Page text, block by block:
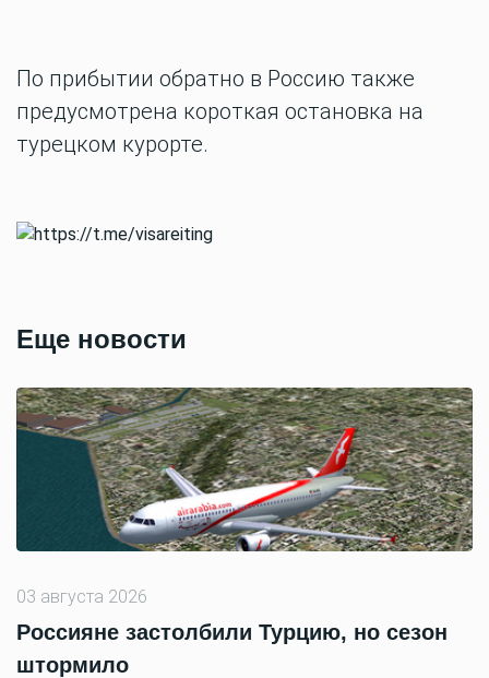
По прибытии обратно в Россию также
предусмотрена короткая остановка на
турецком курорте.
Еще новости
03 августа 2026
Россияне застолбили Турцию, но сезон
штормило